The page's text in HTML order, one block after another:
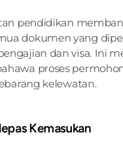
pendidikan
dokumen yang
dan visa. Ini
proses
kelewatan.
Kemasukan